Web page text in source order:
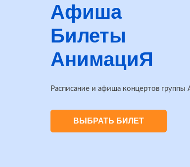
Афиша
Билеты
АнимациЯ
Расписание и афиша концертов
ВЫБРАТЬ БИЛЕТ